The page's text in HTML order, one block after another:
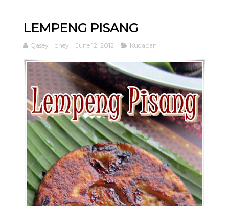
LEMPENG PISANG
Qasey Honey June 12, 2012 Kudapan